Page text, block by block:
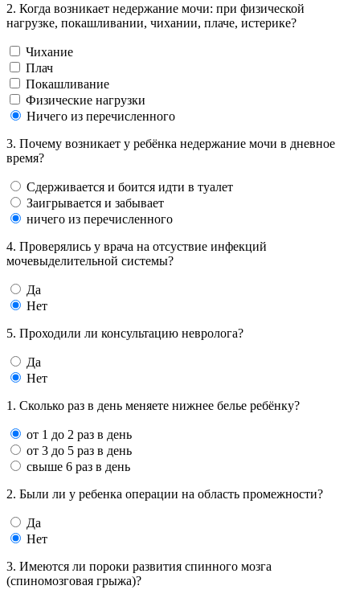
2. Когда возникает недержание мочи: при физической
нагрузке, покашливании, чихании, плаче, истерике?
Чихание
Плач
Покашливание
Физические нагрузки
Ничего из перечисленного
3. Почему возникает у ребёнка недержание мочи в дневное
время?
Сдерживается и боится идти в туалет
Заигрывается и забывает
ничего из перечисленного
4. Проверялись у врача на отсуствие инфекций
мочевыделительной системы?
Да
Нет
5. Проходили ли консультацию невролога?
Да
Нет
1. Сколько раз в день меняете нижнее белье ребёнку?
от 1 до 2 раз в день
от 3 до 5 раз в день
свыше 6 раз в день
2. Были ли у ребенка операции на область промежности?
Да
Нет
3. Имеются ли пороки развития спинного мозга
(спиномозговая грыжа)?